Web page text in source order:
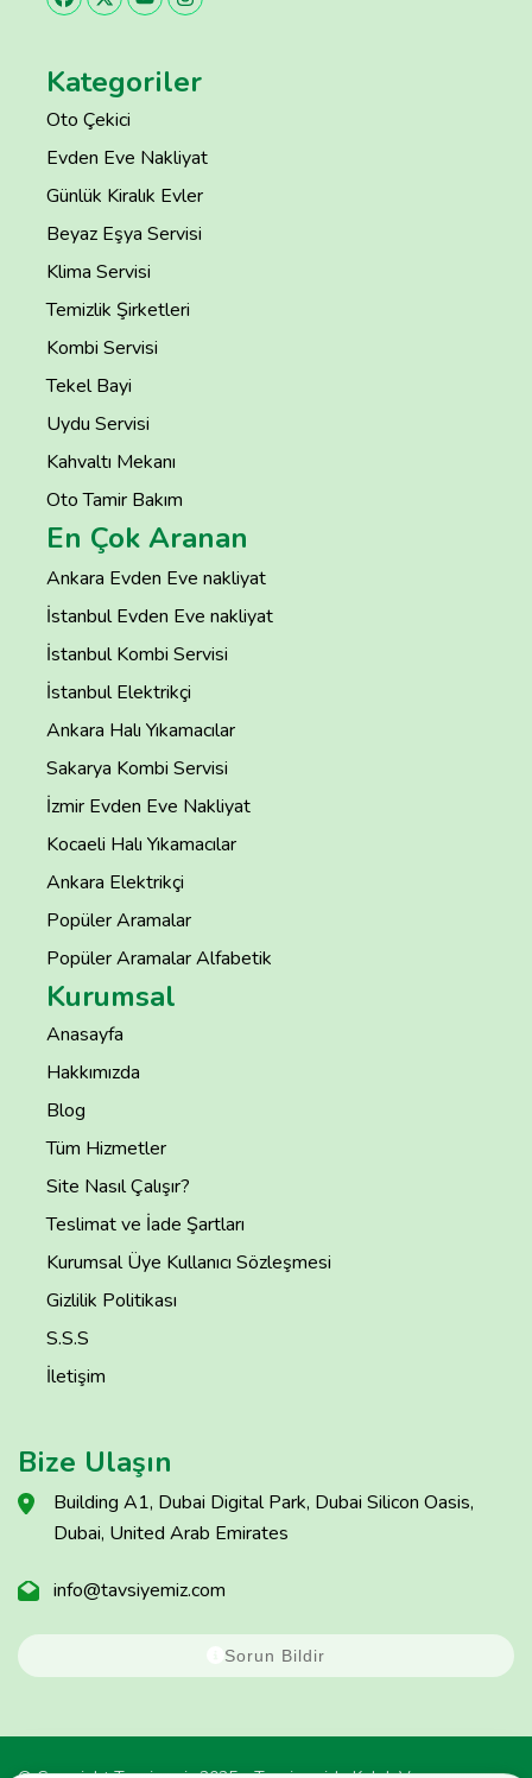
Kategoriler
Oto Çekici
Evden Eve Nakliyat
Günlük Kiralık Evler
Beyaz Eşya Servisi
Klima Servisi
Temizlik Şirketleri
Kombi Servisi
Tekel Bayi
Uydu Servisi
Kahvaltı Mekanı
Oto Tamir Bakım
En Çok Aranan
Ankara Evden Eve nakliyat
İstanbul Evden Eve nakliyat
İstanbul Kombi Servisi
İstanbul Elektrikçi
Ankara Halı Yıkamacılar
Sakarya Kombi Servisi
İzmir Evden Eve Nakliyat
Kocaeli Halı Yıkamacılar
Ankara Elektrikçi
Popüler Aramalar
Popüler Aramalar Alfabetik
Kurumsal
Anasayfa
Hakkımızda
Blog
Tüm Hizmetler
Site Nasıl Çalışır?
Teslimat ve İade Şartları
Kurumsal Üye Kullanıcı Sözleşmesi
Gizlilik Politikası
S.S.S
İletişim
Bize Ulaşın
Building A1, Dubai Digital Park, Dubai Silicon Oasis,
Dubai, United Arab Emirates
info@tavsiyemiz.com
Sorun Bildir